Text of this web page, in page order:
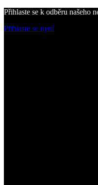
Přihlaste se k odběru našeho
Přihlaste se nyní